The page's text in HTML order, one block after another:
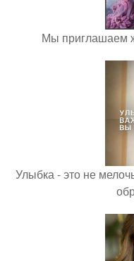
Мы приглашаем
Улыбка - это не